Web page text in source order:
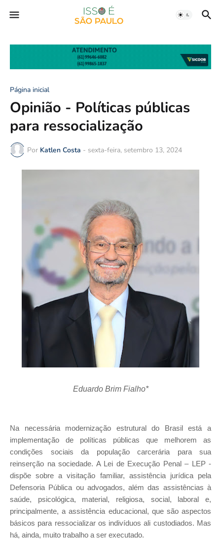
Página inicial
Opinião - Políticas públicas
para ressocialização
Por Katlen Costa - sexta-feira, setembro 13, 2024
Eduardo Brim Fialho*
Na necessária modernização estrutural do Brasil está a
implementação de políticas públicas que melhorem as
condições sociais da população carcerária para sua
reinserção na sociedade. A Lei de Execução Penal – LEP -
dispõe sobre a visitação familiar, assistência jurídica pela
Defensoria Pública ou advogados, além das assistências à
saúde, psicológica, material, religiosa, social, laboral e,
principalmente, a assistência educacional, que são aspectos
básicos para ressocializar os indivíduos ali custodiados. Mas
há, ainda, muito trabalho a ser executado.